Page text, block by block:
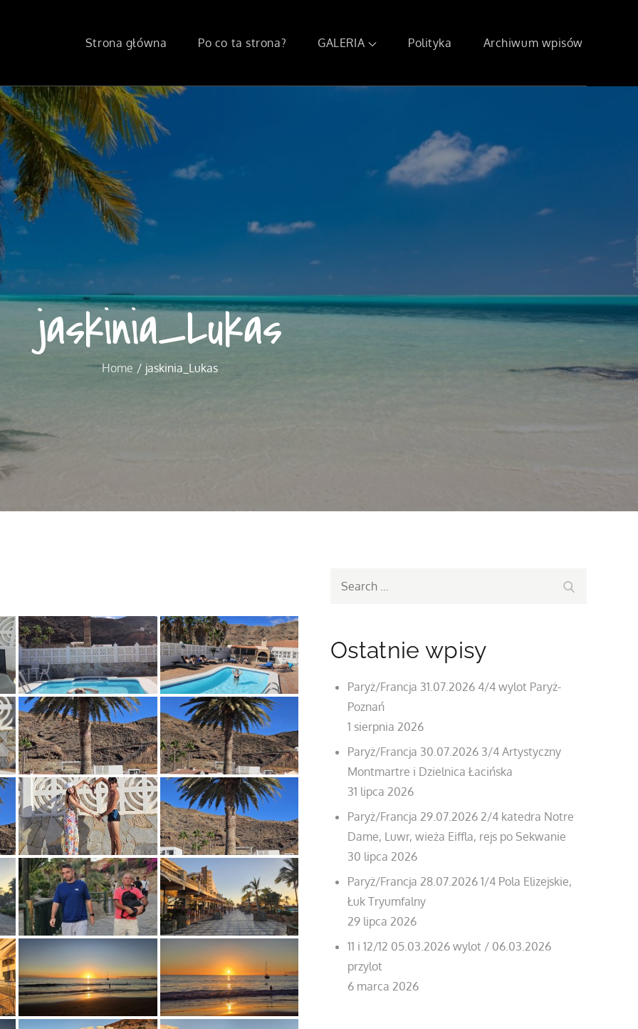
Strona główna Po co ta strona? GALERIA Polityka Archiwum wpisów
jaskinia_Lukas
Home jaskinia_Lukas
Ostatnie wpisy
Paryż/Francja 31.07.2026 4/4 wylot Paryż-
Poznań
1 sierpnia 2026
Paryż/Francja 30.07.2026 3/4 Artystyczny
Montmartre i Dzielnica Łacińska
31 lipca 2026
Paryż/Francja 29.07.2026 2/4 katedra Notre
Dame, Luwr, wieża Eiffla, rejs po Sekwanie
30 lipca 2026
Paryż/Francja 28.07.2026 1/4 Pola Elizejskie,
Łuk Tryumfalny
29 lipca 2026
11 i 12/12 05.03.2026 wylot / 06.03.2026
przylot
6 marca 2026